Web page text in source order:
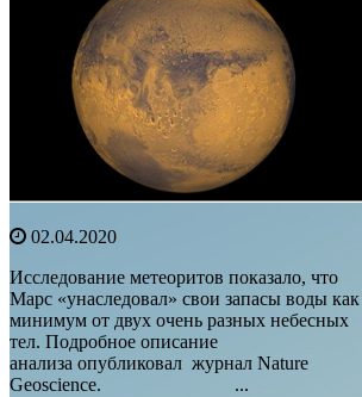
02.04.2020
Исследование метеоритов показало, что
Марс «унаследовал» свои запасы воды как
минимум от двух очень разных небесных
тел. Подробное описание
анализа опубликовал журнал Nature
Geoscience. ...